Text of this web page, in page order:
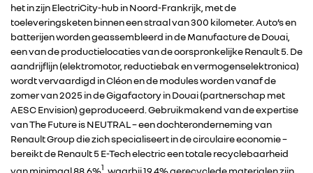
RENAULT GROUP
RENAULT
het in zijn ElectriCity-hub in Noord-Frankrijk, met de
toeleveringsketen binnen een straal van 300 kilometer. Auto’s en
batterijen worden geassembleerd in de Manufacture de Douai,
een van de productielocaties van de oorspronkelijke Renault 5. De
aandrijflijn (elektromotor, reductiebak en vermogenselektronica)
wordt vervaardigd in Cléon en de modules worden vanaf de
zomer van 2025 in de Gigafactory in Douai (partnerschap met
AESC Envision) geproduceerd. Gebruikmakend van de expertise
van The Future is NEUTRAL – een dochteronderneming van
Renault Group die zich specialiseert in de circulaire economie –
bereikt de Renault 5 E-Tech electric een totale recyclebaarheid
van minimaal 88,6%1 , waarbij 19,4% gerecyclede materialen zijn